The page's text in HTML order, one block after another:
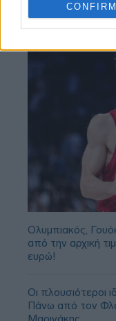
CONFIRM
Ολυμπιακός,
από την αρχική
ευρώ!
Οι πλουσιότεροι
Πάνω από τον
Μαρινάκης